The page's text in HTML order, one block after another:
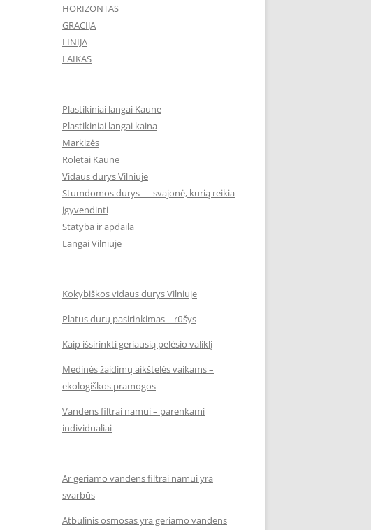
HORIZONTAS
GRACIJA
LINIJA
LAIKAS
Plastikiniai langai Kaune
Plastikiniai langai kaina
Markizės
Roletai Kaune
Vidaus durys Vilniuje
Stumdomos durys — svajonė, kurią reikia
įgyvendinti
Statyba ir apdaila
Langai Vilniuje
Kokybiškos vidaus durys Vilniuje
Platus durų pasirinkimas – rūšys
Kaip išsirinkti geriausią pelėsio valiklį
Medinės žaidimų aikštelės vaikams –
ekologiškos pramogos
Vandens filtrai namui – parenkami
individualiai
Ar geriamo vandens filtrai namui yra
svarbūs
Atbulinis osmosas yra geriamo vandens